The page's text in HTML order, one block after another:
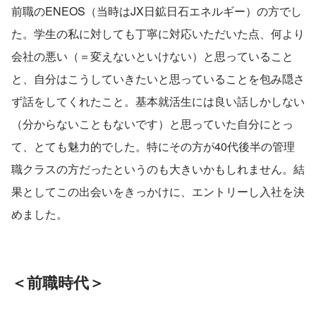
前職のENEOS（当時はJX日鉱日石エネルギー）の方でし
た。学生の私に対しても丁寧に対応いただいた点、何より
会社の悪い（＝変えないといけない）と思っていること
と、自分はこうしていきたいと思っていることを包み隠さ
ず話をしてくれたこと。基本就活生には良い話しかしない
（分からないこともないです）と思っていた自分にとっ
て、とても魅力的でした。特にその方が40代後半の管理
職クラスの方だったというのも大きいかもしれません。結
果としてこの出会いをきっかけに、エントリーし入社を決
めました。
＜前職時代＞